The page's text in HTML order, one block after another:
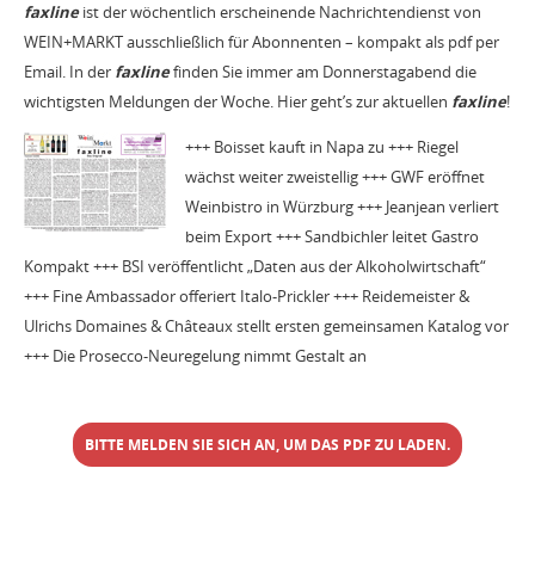
faxlineist der wöchentlich erscheinende Nachrichtendienst von
WEIN+MARKT ausschließlich für Abonnenten – kompakt als pdf per
Email. In der faxlinefinden Sie immer am Donnerstagabend die
wichtigsten Meldungen der Woche. Hier geht’s zur aktuellen faxline!
+++ Boisset kauft in Napa zu +++ Riegel
wächst weiter zweistellig +++ GWF eröffnet
Weinbistro in Würzburg +++ Jeanjean verliert
beim Export +++ Sandbichler leitet Gastro
Kompakt +++ BSI veröffentlicht „Daten aus der Alkoholwirtschaft“
+++ Fine Ambassador offeriert Italo-Prickler +++ Reidemeister &
Ulrichs Domaines & Châteaux stellt ersten gemeinsamen Katalog vor
+++ Die Prosecco-Neuregelung nimmt Gestalt an
BITTE MELDEN SIE SICH AN, UM DAS PDF ZU LADEN.